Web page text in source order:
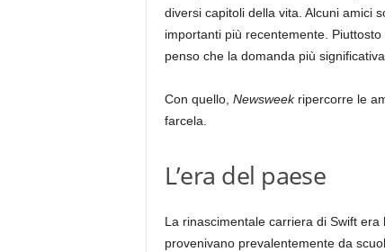
diversi capitoli della vita. Alcuni amici
importanti più recentemente.
penso che la domanda più
Con quello, Newsweekripercorre le
farcela.
L’era del paese
La rinascimentale carriera di Swift era
provenivano prevalentemente da